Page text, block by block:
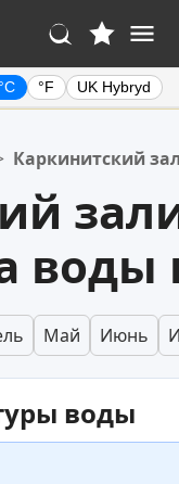
°C °F UK Hybryd
Каркинитский
воды
Май Июнь
воды